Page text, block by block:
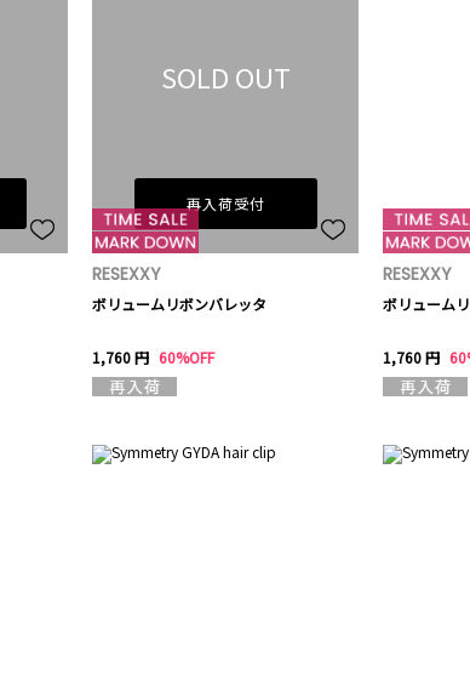
SOLD OUT
再入荷受付
RESEXXY
ボリュームリボンバレッタ
1,760 円 60%OFF
RESEXXY
ボリューム
1,760 円